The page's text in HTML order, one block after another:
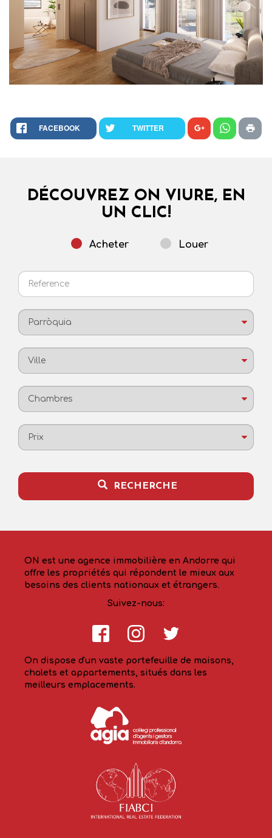
FACEBOOK TWITTER
DÉCOUVREZ ON VIURE, EN
UN CLIC!
Acheter Louer
Parròquia
Ville
Chambres
Prix
RECHERCHE
ON est une agence immobilière en Andorre qui
offre les propriétés qui répondent le mieux aux
besoins des clients nationaux et étrangers.
Suivez-nous:
On dispose d'un vaste portefeuille de maisons,
chalets et appartements, situés dans les
meilleurs emplacements.